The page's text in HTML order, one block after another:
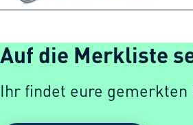
Auf die Merkliste
Ihr findet eure